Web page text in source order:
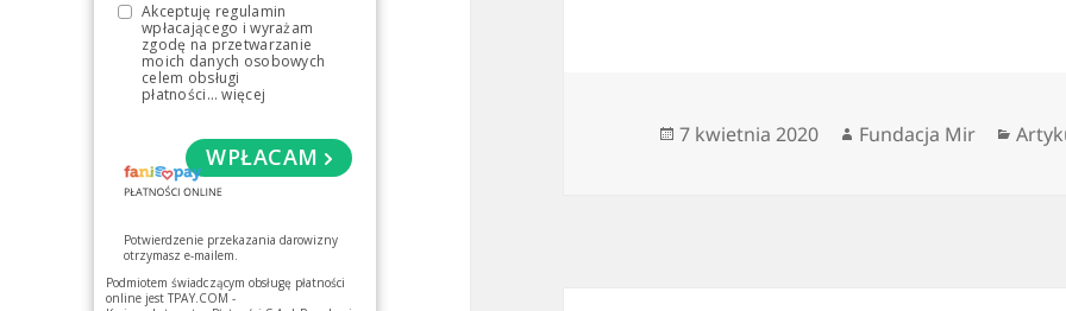
Akceptuję regulamin
wpłacającego i wyrażam
zgodę na przetwarzanie
moich danych osobowych
celem obsługi
płatności... więcej
WPŁACAM
Potwierdzenie przekazania darowizny
otrzymasz e-mailem.
Podmiotem świadczącym obsługę płatności
online jestTPAY.COM -
Data
7 kwietnia 2020 Autor
Fundacja Mir